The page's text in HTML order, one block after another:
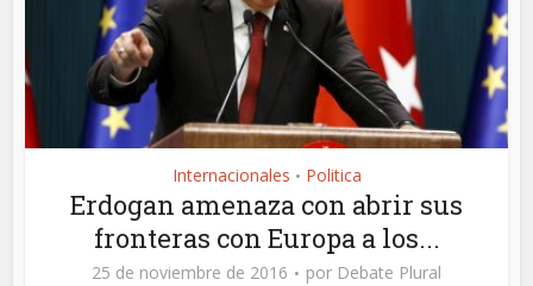
Internacionales • Politica
Erdogan amenaza con abrir sus
fronteras con Europa a los...
25 de noviembre de 2016 por Debate Plural